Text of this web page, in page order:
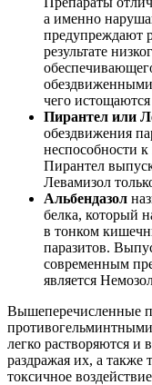
а именно
предупреждают
результате
чего
Пирантел или
обездвижения
неспособности
Пирантел
Левамизол
Альбендазол
белка, который
в тонком
паразитов.
современным
является
Вышеперечисленные
легко растворяются и
раздражая их, а
токсичное